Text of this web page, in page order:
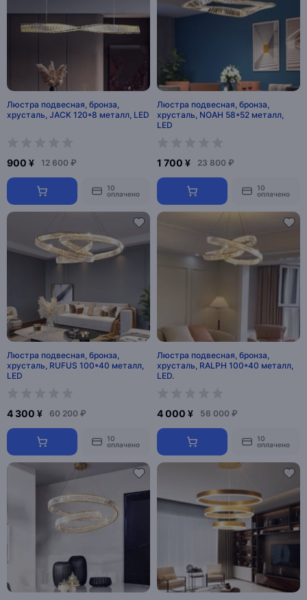
Люстра подвесная, бронза,
хрусталь, JACK 120*8 металл, LED
900 ¥ 12 600 ₽
10
оплачено
Люстра подвесная, бронза,
хрусталь, NOAH 58*52 металл,
LED
1 700 ¥ 23 800 ₽
10
оплачено
Люстра подвесная, бронза,
хрусталь, RUFUS 100*40 металл,
LED
4 300 ¥ 60 200 ₽
10
оплачено
Люстра подвесная, бронза,
хрусталь, RALPH 100*40 металл,
LED.
4 000 ¥ 56 000 ₽
10
оплачено